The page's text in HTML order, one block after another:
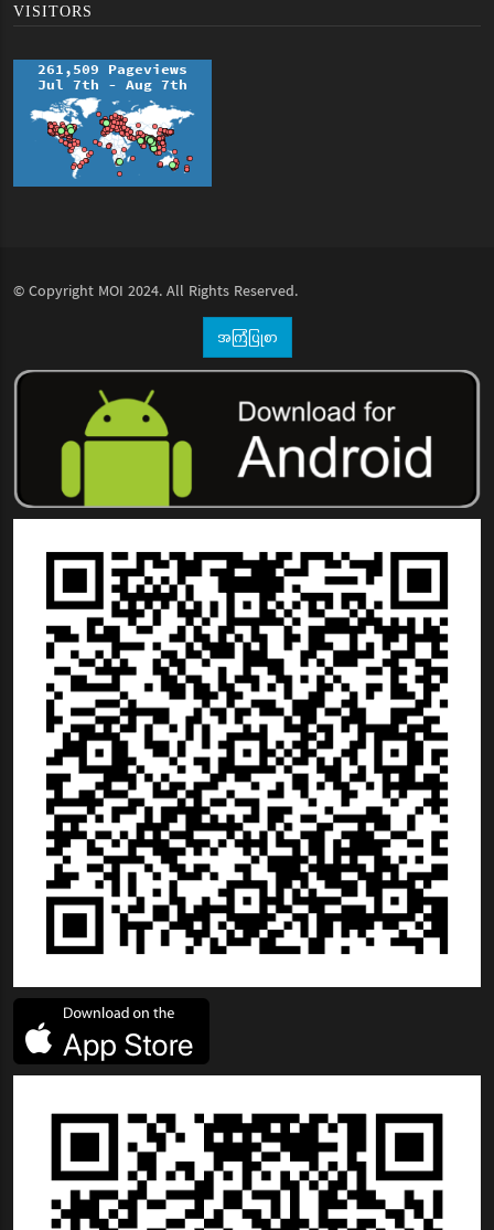
VISITORS
© Copyright MOI 2024. All Rights Reserved.
အကြံပြုစာ